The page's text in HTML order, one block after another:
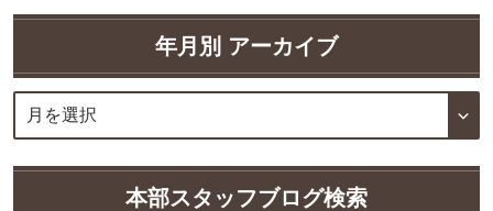
年月別 アーカイブ
本部スタッフブログ検索